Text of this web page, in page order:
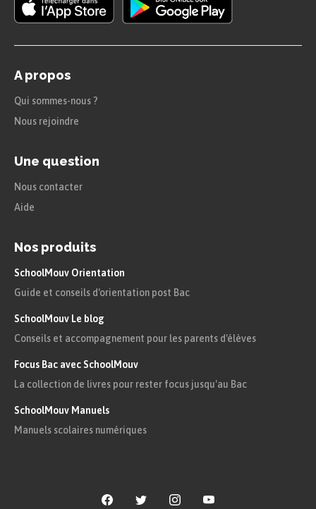
A propos
Qui sommes-nous ?
Nous rejoindre
Une question
Nous contacter
Aide
Nos produits
SchoolMouv Orientation
Guide et conseils d'orientation post Bac
SchoolMouv Le blog
Conseils et accompagnement pour les parents d'élèves
Focus Bac avec SchoolMouv
La collection de livres pour rester focus jusqu'au Bac
SchoolMouv Manuels
Manuels scolaires numériques